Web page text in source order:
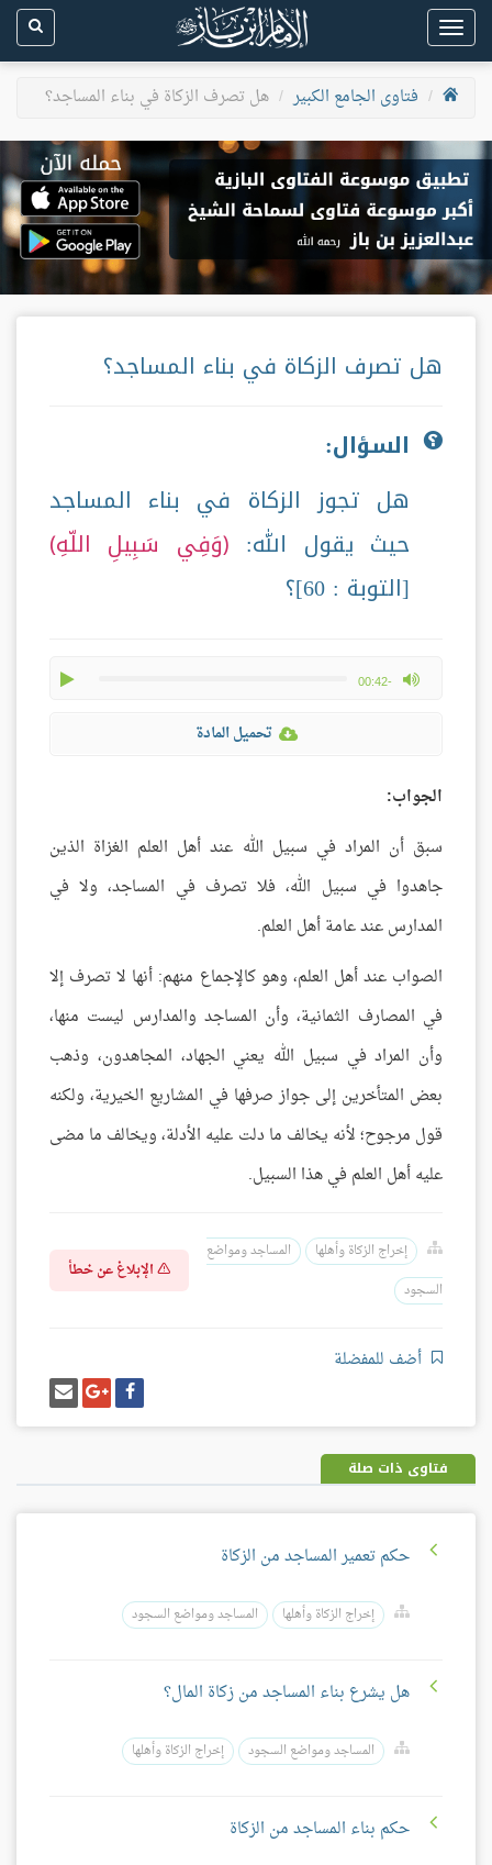
Toggle
navigation
فتاوى الجامع الكبير
هل تصرف الزكاة في بناء المساجد؟
هل تصرف الزكاة في بناء المساجد؟
السؤال:
هل تجوز الزكاة في بناء المساجد
حيث يقول الله:
وَفِي سَبِيلِ اللّهِ
[التوبة : 60]؟
-00:42
max volume
تحميل المادة
الجواب:
سبق أن المراد في سبيل الله عند أهل العلم الغزاة الذين
جاهدوا في سبيل الله، فلا تصرف في المساجد، ولا في
المدارس عند عامة أهل العلم.
الصواب عند أهل العلم، وهو كالإجماع منهم: أنها لا تصرف إلا
في المصارف الثمانية، وأن المساجد والمدارس ليست منها،
وأن المراد في سبيل الله يعني الجهاد، المجاهدون، وذهب
بعض المتأخرين إلى جواز صرفها في المشاريع الخيرية، ولكنه
قول مرجوح؛ لأنه يخالف ما دلت عليه الأدلة، ويخالف ما مضى
عليه أهل العلم في هذا السبيل.
إخراج الزكاة وأهلها
المساجد ومواضع
السجود
الإبلاغ عن خطأ
أضف للمفضلة
شارك
على
فيسبوك
شارك
على
غوغل
بلس
إرسل
إيميل
فتاوى ذات صلة
حكم تعمير المساجد من الزكاة
إخراج الزكاة وأهلها المساجد ومواضع السجود
هل يشرع بناء المساجد من زكاة المال؟
المساجد ومواضع السجود إخراج الزكاة وأهلها
حكم بناء المساجد من الزكاة